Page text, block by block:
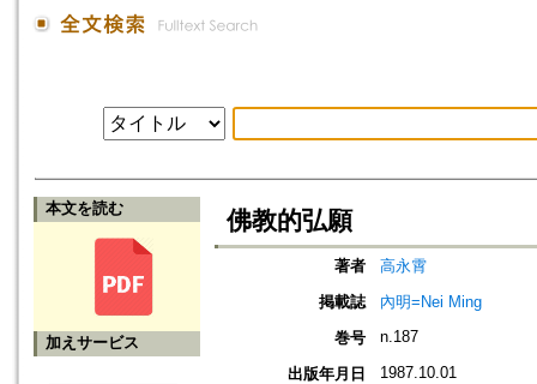
本文を読む
加えサービス
佛教的弘願
著者
高永霄
掲載誌
內明=Nei Ming
巻号
n.187
出版年月日 1987.10.01